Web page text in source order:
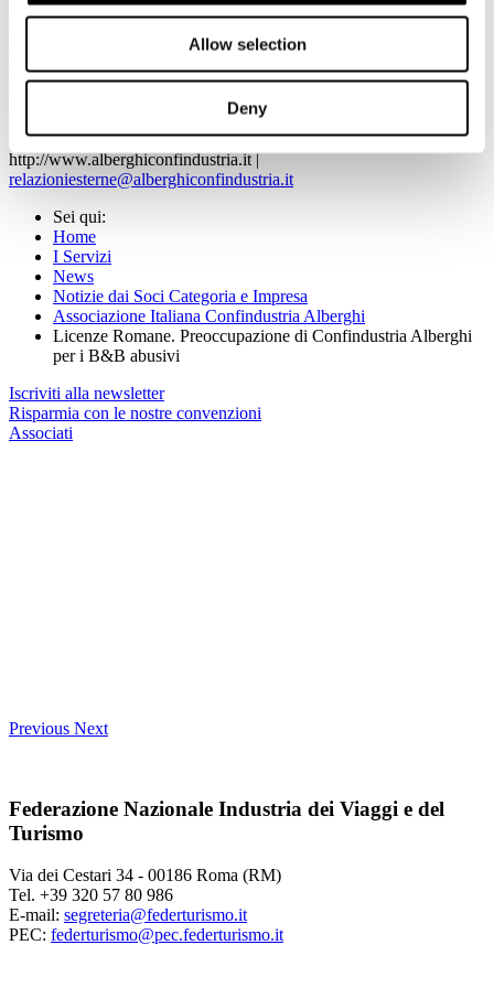
Allow selection
Deny
Per maggiori informazioni:
ASSOCIAZIONE ITALIANA CONFINDUSTRIA ALBERGHI
Viale Pasteur, 10 - 00144 Roma
tel. +39.06.5924274 cell. +39.338.3132093
fax +39.06.54281933
http://www.alberghiconfindustria.it |
relazioniesterne@alberghiconfindustria.it
Sei qui:
Home
I Servizi
News
Notizie dai Soci Categoria e Impresa
Associazione Italiana Confindustria Alberghi
Licenze Romane. Preoccupazione di Confindustria Alberghi
per i B&B abusivi
Iscriviti alla newsletter
Risparmia con le nostre convenzioni
Associati
Previous Next
Federazione Nazionale Industria dei Viaggi e del
Turismo
Via dei Cestari 34 - 00186 Roma (RM)
Tel. +39 320 57 80 986
E-mail: segreteria@federturismo.it
PEC: federturismo@pec.federturismo.it